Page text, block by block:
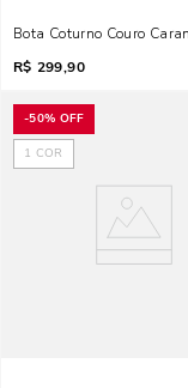
Bota Coturno Couro
R$ 299,90
-50% OFF
1 COR